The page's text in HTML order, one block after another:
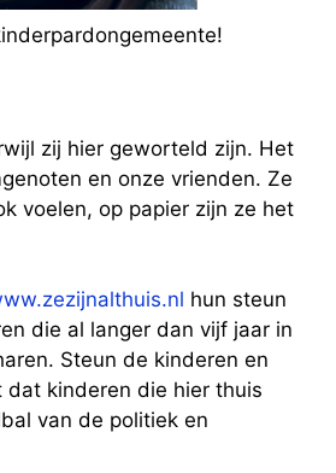
zij hier geworteld zijn. Het
en onze vrienden. Ze
voelen, op papier zijn ze het
hun steun
die al langer dan vijf jaar in
Steun de kinderen en
dat kinderen die hier thuis
van de politiek en